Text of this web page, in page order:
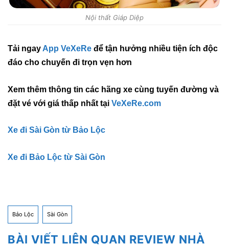
Nội thất Giáp Diệp
Tải ngay App VeXeRe để tận hưởng nhiều tiện ích độc
đáo cho chuyến đi trọn vẹn hơn
Xem thêm thông tin các hãng xe cùng tuyến đường và
đặt vé với giá thấp nhất tại VeXeRe.com
Xe đi Sài Gòn từ Bảo Lộc
Xe đi Bảo Lộc từ Sài Gòn
Bảo Lộc Sài Gòn
BÀI VIẾT LIÊN QUAN REVIEW NHÀ